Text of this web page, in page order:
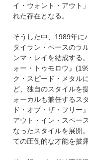
イ・ウォント・アウト
れた存在となる。
そうした中、1989年に
タイラン・ペースのラ
ンマ・レイを結成する
ォー・トゥモロウ』
ク・スピード・メタル
ど、独自のスタイルを
ォーカルも兼任するス
ド・オブ・ザ・フリー
アウト・イン・スペー
なったスタイルを展開
ての圧倒的な才能を披